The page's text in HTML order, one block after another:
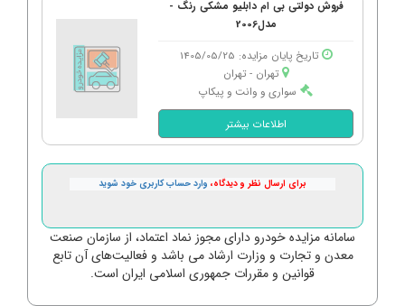
فروش دولتی بی ام دابلیو مشکی رنگ -
مدل2006
تاریخ پایان مزایده: 1405/05/25
تهران - تهران
سواری و وانت و پیکاپ
اطلاعات بیشتر
برای ارسال نظر و دیدگاه، وارد حساب کاربری خود شوید
سامانه مزایده خودرو دارای مجوز نماد اعتماد، از سازمان صنعت
معدن و تجارت و وزارت ارشاد می باشد و فعالیت‌های آن تابع
قوانین و مقررات جمهوری اسلامی ایران است.